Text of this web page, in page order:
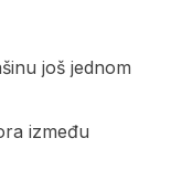
još jednom
između